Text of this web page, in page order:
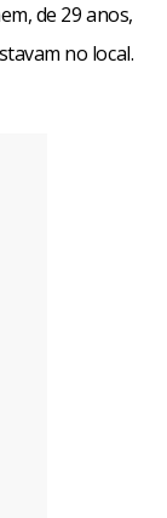
de 29 anos,
no local.